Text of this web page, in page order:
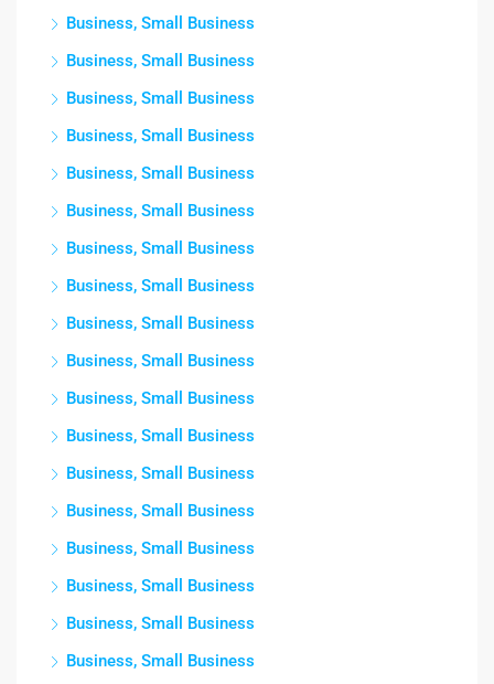
Business, Small Business
Business, Small Business
Business, Small Business
Business, Small Business
Business, Small Business
Business, Small Business
Business, Small Business
Business, Small Business
Business, Small Business
Business, Small Business
Business, Small Business
Business, Small Business
Business, Small Business
Business, Small Business
Business, Small Business
Business, Small Business
Business, Small Business
Business, Small Business